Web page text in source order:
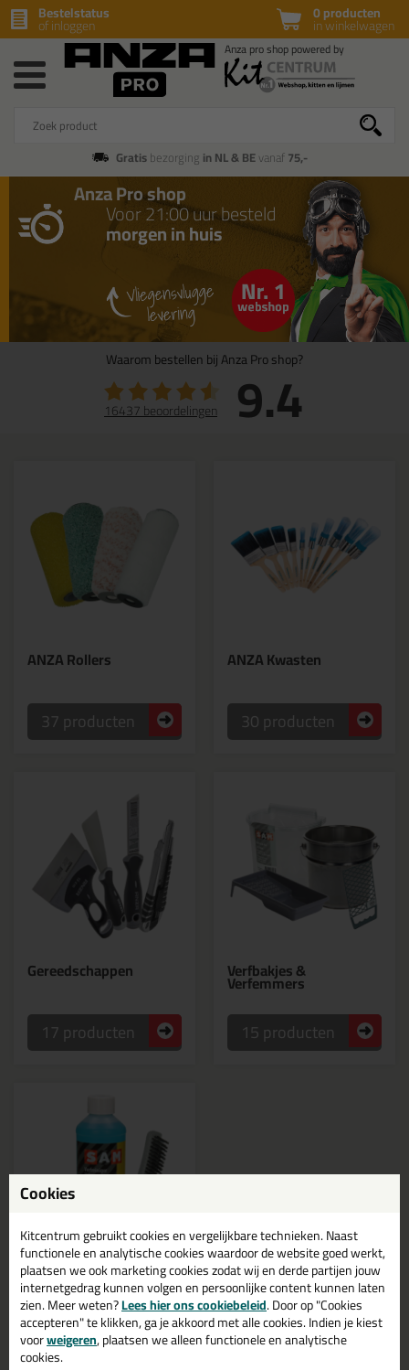
0 producten
in winkelwagen
Bestelstatus
of inloggen
Gratisbezorging in NL & BEvanaf75,-
Anza Pro shop
Voor 21:00 uur besteld
morgen in huis
Waarom bestellen bij Anza Pro shop?
9.4
16437 beoordelingen
ANZA Rollers
37 producten
ANZA Kwasten
30 producten
Gereedschappen
17 producten
Verfbakjes &
Verfemmers
15 producten
Overige
25 producten
Cookies
Kitcentrum gebruikt cookies en vergelijkbare technieken. Naast
functionele en analytische cookies waardoor de website goed werkt,
plaatsen we ook marketing cookies zodat wij en derde partijen jouw
internetgedrag kunnen volgen en persoonlijke content kunnen laten
zien. Meer weten?Lees hier ons cookiebeleid. Door op "Cookies
accepteren" te klikken, ga je akkoord met alle cookies. Indien je kiest
voorweigeren, plaatsen we alleen functionele en analytische
cookies.